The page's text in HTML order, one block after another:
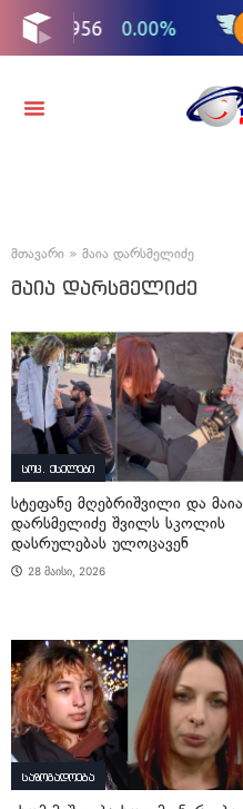
მთავარი » მაია დარსმელიძე
მაია დარსმელიძე
სოც. ქსელები
სტეფანე მღებრიშვილი და მაია
დარსმელიძე შვილს სკოლის
დასრულებას ულოცავენ
28 მაისი, 2026
საზოგადოება